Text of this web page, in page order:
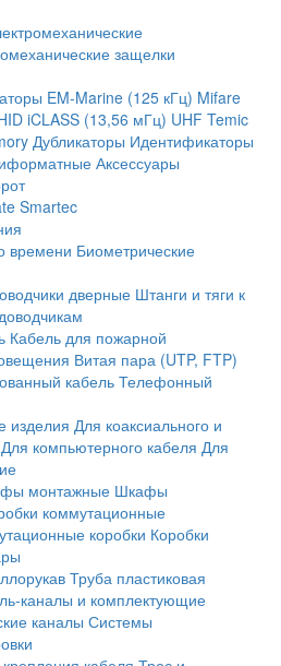
защелки
EM-Marine (125 кГц) Mifare
iCLASS (13,56 мГц) UHF Temic
Дубликаторы Идентификаторы
Аксессуары
Smartec
времени Биометрические
дверные Штанги и тяги к
Кабель для пожарной
Витая пара (UTP, FTP)
кабель Телефонный
изделия Для коаксиального и
Для компьютерного кабеля Для
монтажные Шкафы
коммутационные
коробки Коробки
Труба пластиковая
каналы и комплектующие
каналы Системы